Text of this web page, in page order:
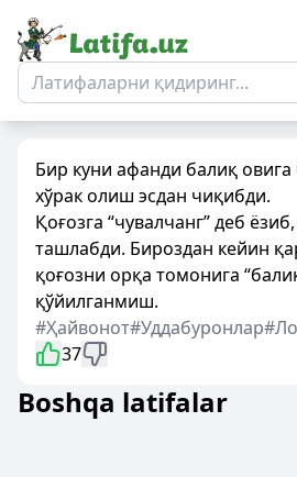
Бир куни афанди балиқ
хўрак олиш эсдан чиқибди.
Қоғозга “чувалчанг” деб
ташлабди. Бироздан кейин
қоғозни орқа томонига
қўйилганмиш.
#Ҳайвонот#Уддабуронлар
37
Boshqa latifalar